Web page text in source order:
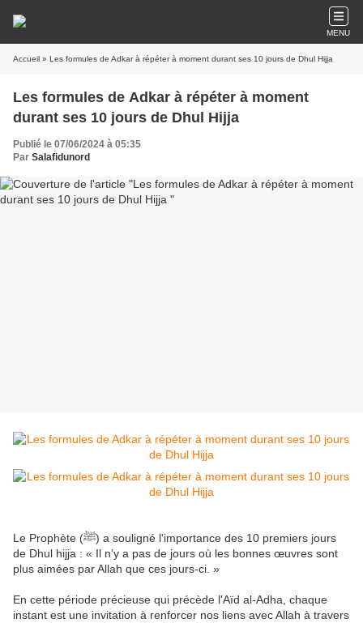
MENU
Accueil » Les formules de Adkar à répéter à moment durant ses 10 jours de Dhul Hijja
Les formules de Adkar à répéter à moment
durant ses 10 jours de Dhul Hijja
Publié le 07/06/2024 à 05:35
Par Salafidunord
Le Prophète (ﷺ) a souligné l'importance des 10 premiers jours
de Dhul hijja : « Il n’y a pas de jours où les bonnes œuvres sont
plus aimées par Allah que ces jours-ci. »
En cette période précieuse qui précède l'Aïd al-Adha, chaque
instant est une invitation à renforcer nos liens avec Allah à travers